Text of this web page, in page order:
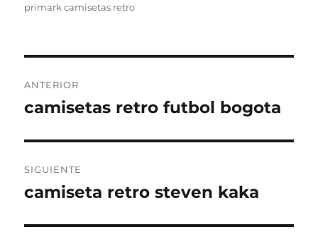
primark camisetas retro
de
ANTERIOR
Entrada
camisetas retro futbol bogota
SIGUIENTE
Entrada
camiseta retro steven kaka